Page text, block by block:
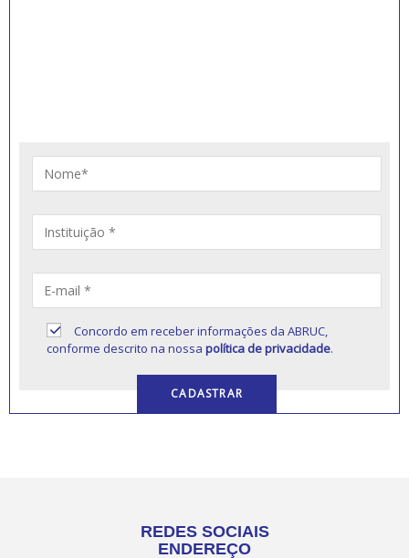
Concordo em receber informações da ABRUC,
conforme descrito na nossapolítica de privacidade.
REDES SOCIAIS
ENDEREÇO